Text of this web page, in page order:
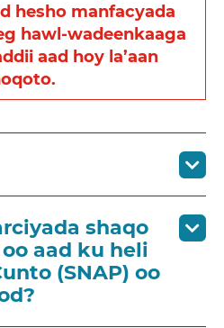
hesho manfacyada
hawl-wadeenkaaga
aad hoy la’aan
shaqo
aad ku heli
(SNAP) oo